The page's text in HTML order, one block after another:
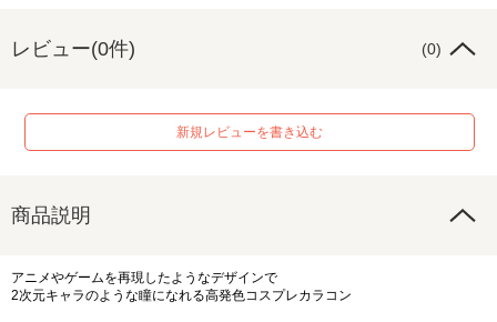
レビュー(0件) (0)
新規レビューを書き込む
商品説明
アニメやゲームを再現したようなデザインで
2次元キャラのような瞳になれる高発色コスプレカラコン